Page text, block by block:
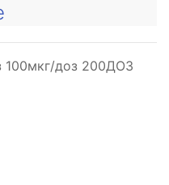
100мкг/доз 200ДОЗ